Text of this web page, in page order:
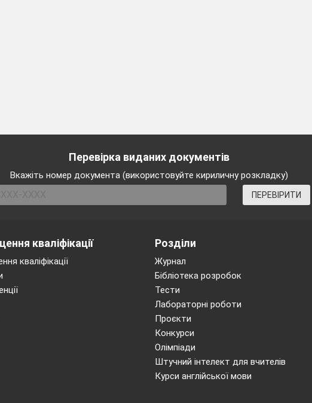
Перевірка виданих документів
Вкажіть номер документа (використовуйте кириличну розкладку)
ПЕРЕВІРИТИ
кваліфікації
кваліфікації
Розділи
Журнал
Бібліотека розробок
Тести
Лабораторні роботи
Проєкти
Конкурси
Олімпіади
Штучний інтелект для вчителів
Курси англійської мови